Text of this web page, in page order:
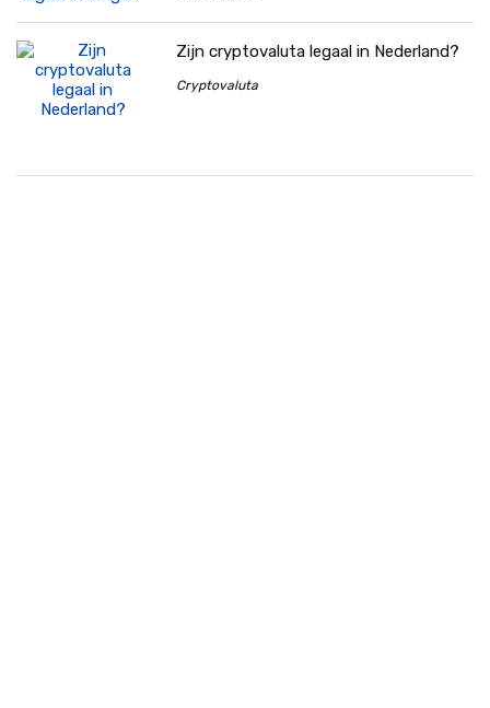
Zijn cryptovaluta legaal in Nederland?
Cryptovaluta